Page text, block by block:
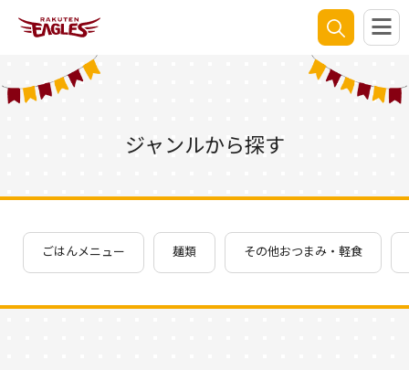
ジャンルから探す
ごはんメニュー 麺類 その他おつまみ・軽食